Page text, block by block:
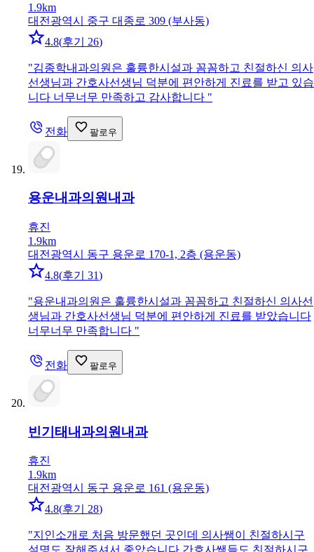
1.9km
대전광역시 중구 대종로 309 (부사동)
4.8(후기 26)
"김종학내과의원은 훌륭한시설과 꼼꼼하고 친절하신 의사
선생님과 간호사선생님 덕분에 편안하게 진료를 받고 있습
니다 너무너무 만족하고 감사합니다 "
전화 팔로우
용운내과의원내과
휴진
1.9km
대전광역시 동구 용운로 170-1, 2층 (용운동)
4.8(후기 31)
"용운내과의원은 훌륭한시설과 꼼꼼하고 친절하신 의사선
생님과 간호사선생님 덕분에 편안하게 진료를 받았습니다
너무너무 만족합니다 "
전화 팔로우
빈기태내과의원 내과
휴진
1.9km
대전광역시 동구 용운로 161 (용운동)
4.8(후기 28)
"지인소개로 처음 방문했던 곳인데 의사쌤이 친절하시구